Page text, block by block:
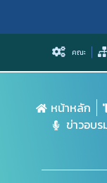
คณะ
หน้าหลัก
ข่าวอบ